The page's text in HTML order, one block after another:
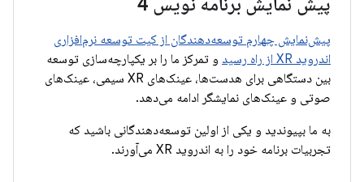
پیش‌نمایش چهارم توسعه‌دهندگان از کیت توسعه نرم‌افزاری
اندروید XR از راه رسید
و تمرکز ما را بر یکپارچه‌سازی توسعه
بین دستگاهی برای هدست‌ها، عینک‌های XR سیمی، عینک‌های
صوتی و عینک‌های نمایشگر ادامه می‌دهد.
به ما بپیوندید و یکی از اولین توسعه‌دهندگانی باشید که
تجربیات برنامه خود را به اندروید XR می‌آورند.